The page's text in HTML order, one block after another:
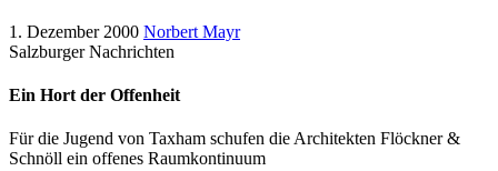
1. Dezember 2000 Norbert Mayr
Salzburger Nachrichten
Ein Hort der Offenheit
Für die Jugend von Taxham schufen die Architekten Flöckner &
Schnöll ein offenes Raumkontinuum